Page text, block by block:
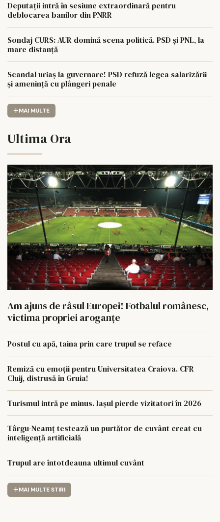
Deputații intră în sesiune extraordinară pentru
deblocarea banilor din PNRR
Sondaj CURS: AUR domină scena politică. PSD și PNL, la
mare distanță
Scandal uriaș la guvernare! PSD refuză legea salarizării
și amenință cu plângeri penale
MAI MULTE
Ultima Ora
Am ajuns de râsul Europei! Fotbalul românesc,
victima propriei aroganțe
Postul cu apă, taina prin care trupul se reface
Remiză cu emoții pentru Universitatea Craiova. CFR
Cluij, distrusă în Gruia!
Turismul intră pe minus. Iașul pierde vizitatori în 2026
Târgu-Neamț testează un purtător de cuvânt creat cu
inteligență artificială
Trupul are întotdeauna ultimul cuvânt
MAI MULTE STIRI